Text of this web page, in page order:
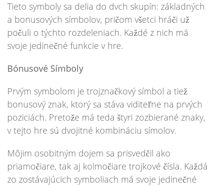
Tieto symboly sa delia do dvch skupín: základných
a bonusových símbolov, pričom všetci hráči už
počuli o týchto rozdeleniach. Každé z nich má
svoje jedinečné funkcie v hre.
Bónusové Símboly
Prvým symbolom je trojznačkový símbol a tiež
bonusový znak, ktorý sa stáva viditeľne na prvých
poziciách. Pretože má teda štyri zozbierané znaky,
v tejto hre sú dvojitné kombináciu símolov.
Môjim osobitným dojem sa prisvedčil ako
priamočiare, tak aj kolmočiare trojkové čísla. Každá
zo zostávajúcich symboliach má svoje jedinečné